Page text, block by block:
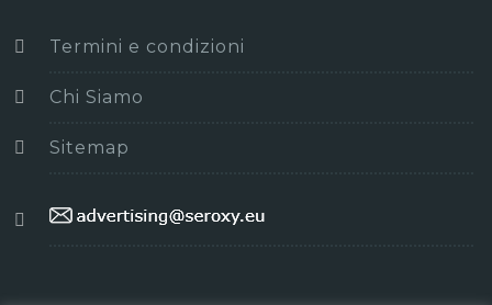
Termini e condizioni
Chi Siamo
Sitemap